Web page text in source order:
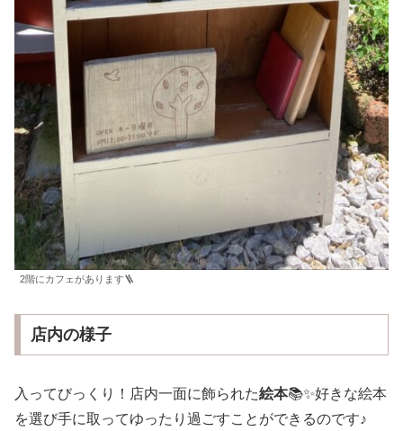
2階にカフェがあります🪜
店内の様子
入ってびっくり！店内一面に飾られた絵本📚✨️好きな絵本
を選び手に取ってゆったり過ごすことができるのです♪